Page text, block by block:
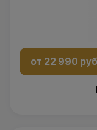
от 22 990